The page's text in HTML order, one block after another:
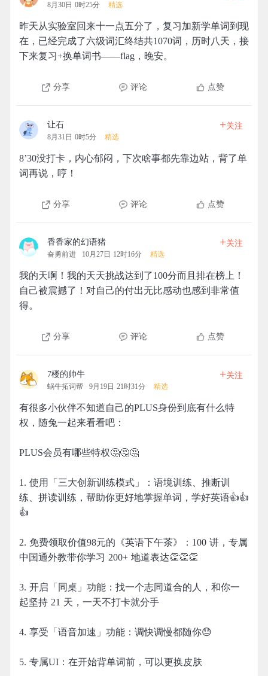
8月30日 0时25分 精选
昨天从实验室回来十一点五分了，复习加新学单词到现
在，已经完成了六级词汇终结共1070词，历时八天，接
下来复习+换单词书——flag，晚安。
分享 评论 点赞
让石
8月31日 0时5分 精选
+关注
8’30没打卡，内心郁闷，下次啥事都先靠边站，背了单
词再说，哼！
分享 评论 点赞
香香家的幻语猪
奋勇前进 10月27日 12时16分 精选
+关注
我的天啊！我的天天挑战达到了100分而且排在榜上！
自己被震撼了！对自己的付出无比感动也感到非常值
得。
分享 评论 点赞
7楼的帅牛
蜗牛拓词帮 9月19日 21时31分 精选
+关注
有很多小伙伴不知道自己的PLUS身份到底有什么特
权，随兔一起来看看吧：
PLUS会员有哪些特权🤔🤔🤔
1. 使用「三大创新训练模式」：语境训练、推断训
练、拼读训练，帮助你更好地掌握单词，学好英语👍👍
👍
2. 免费领取价值98元的《英语下午茶》：100 讲，专属
中国通外教带你学习 200+ 地道表达👏👏👏
3. 开启「同桌」功能：找一个志同道合的人，和你一
起坚持 21 天，一天不打卡就分手
4. 享受「语音加速」功能：调快调慢都随你😓
5. 专属UI：在开始背单词前，可以更换皮肤